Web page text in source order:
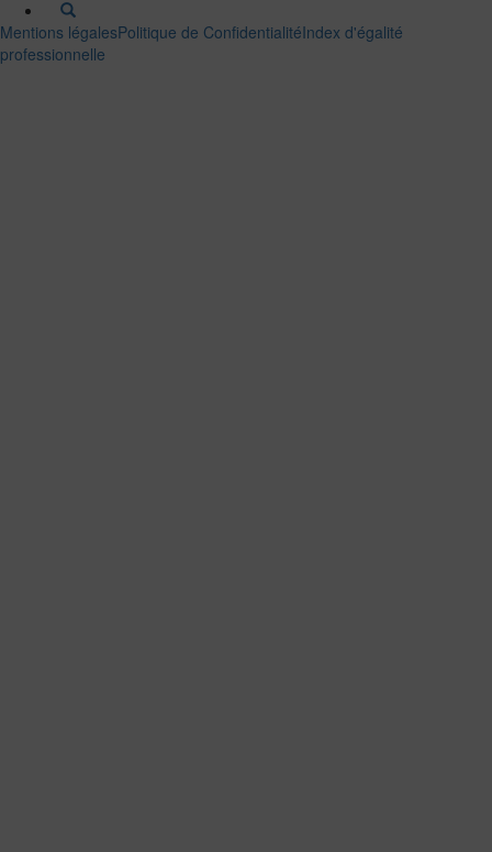
Mentions légalesPolitique de ConfidentialitéIndex d'égalité
professionnelle